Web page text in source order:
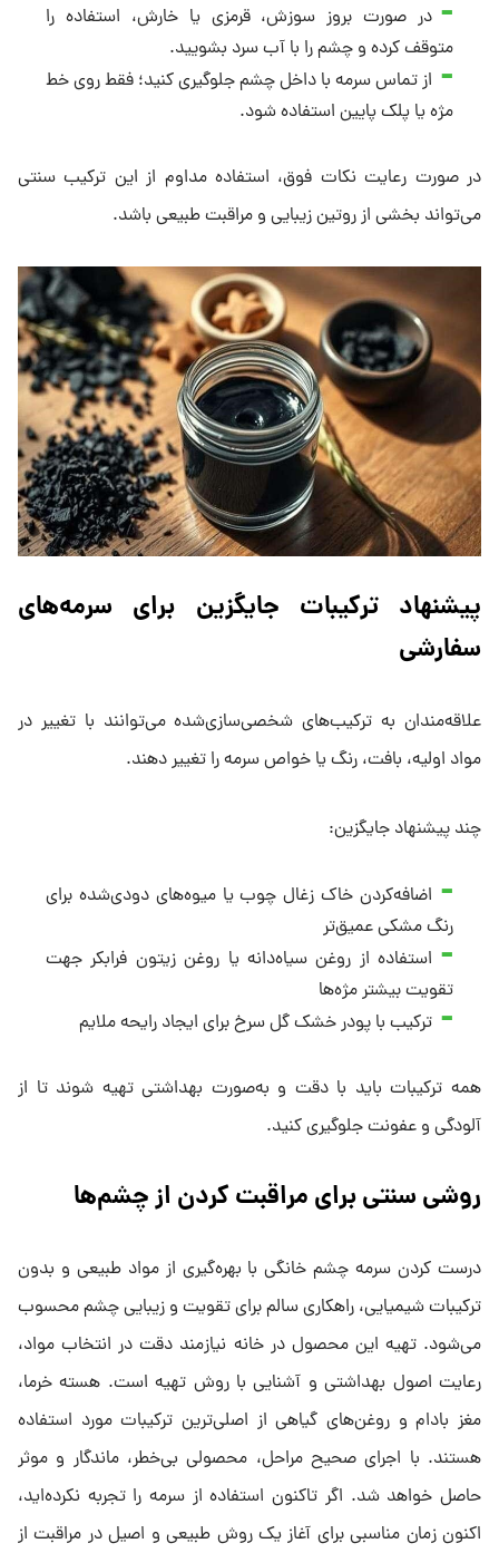
در صورت بروز سوزش، قرمزی یا خارش، استفاده را
متوقف کرده و چشم را با آب سرد بشویید.
از تماس سرمه با داخل چشم جلوگیری کنید؛ فقط روی خط
مژه یا پلک پایین استفاده شود.
در صورت رعایت نکات فوق، استفاده مداوم از این ترکیب سنتی
می‌تواند بخشی از روتین زیبایی و مراقبت طبیعی باشد.
پیشنهاد ترکیبات جایگزین برای سرمه‌های
سفارشی
علاقه‌مندان به ترکیب‌های شخصی‌سازی‌شده می‌توانند با تغییر در
مواد اولیه، بافت، رنگ یا خواص سرمه را تغییر دهند.
چند پیشنهاد جایگزین:
اضافه‌کردن خاک زغال چوب یا میوه‌های دودی‌شده برای
رنگ مشکی عمیق‌تر
استفاده از روغن سیاه‌دانه یا روغن زیتون فرابکر جهت
تقویت بیشتر مژه‌ها
ترکیب با پودر خشک گل سرخ برای ایجاد رایحه ملایم
همه ترکیبات باید با دقت و به‌صورت بهداشتی تهیه شوند تا از
آلودگی و عفونت جلوگیری کنید.
روشی سنتی برای مراقبت کردن از چشم‌ها
درست کردن سرمه چشم خانگی با بهره‌گیری از مواد طبیعی و بدون
ترکیبات شیمیایی، راهکاری سالم برای تقویت و زیبایی چشم محسوب
می‌شود. تهیه این محصول در خانه نیازمند دقت در انتخاب مواد،
رعایت اصول بهداشتی و آشنایی با روش تهیه است. هسته خرما،
مغز بادام و روغن‌های گیاهی از اصلی‌ترین ترکیبات مورد استفاده
هستند. با اجرای صحیح مراحل، محصولی بی‌خطر، ماندگار و موثر
حاصل خواهد شد. اگر تاکنون استفاده از سرمه را تجربه نکرده‌اید،
اکنون زمان مناسبی برای آغاز یک روش طبیعی و اصیل در مراقبت از